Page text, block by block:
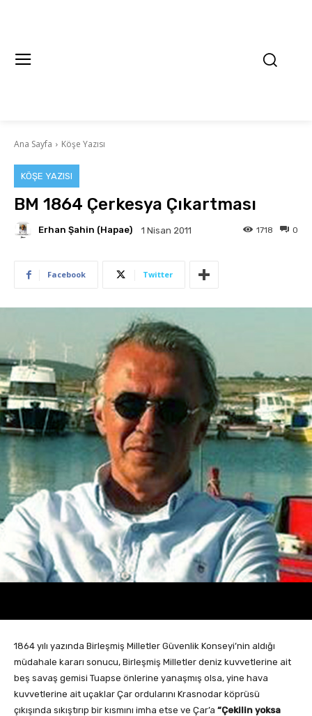
Ana Sayfa Köşe Yazısı
KÖŞE YAZISI
BM 1864 Çerkesya Çıkartması
Erhan Şahin (Hapae) 1 Nisan 2011 0
1718
Facebook Twitter
1864 yılı yazında Birleşmiş Milletler Güvenlik Konseyi’nin aldığı
müdahale kararı sonucu, Birleşmiş Milletler deniz kuvvetlerine ait
beş savaş gemisi Tuapse önlerine yanaşmış olsa, yine hava
kuvvetlerine ait uçaklar Çar ordularını Krasnodar köprüsü
çıkışında sıkıştırıp bir kısmını imha etse ve Çar’a “Çekilin yoksa